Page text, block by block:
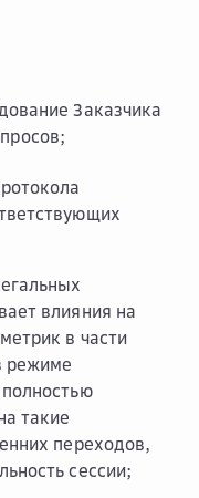
Заказчика
влияния на
в части
режиме
такие
переходов,
сессии;